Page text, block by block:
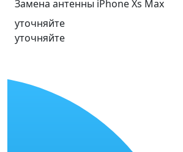
Замена антенны iPhone Xs Max
уточняйте
уточняйте